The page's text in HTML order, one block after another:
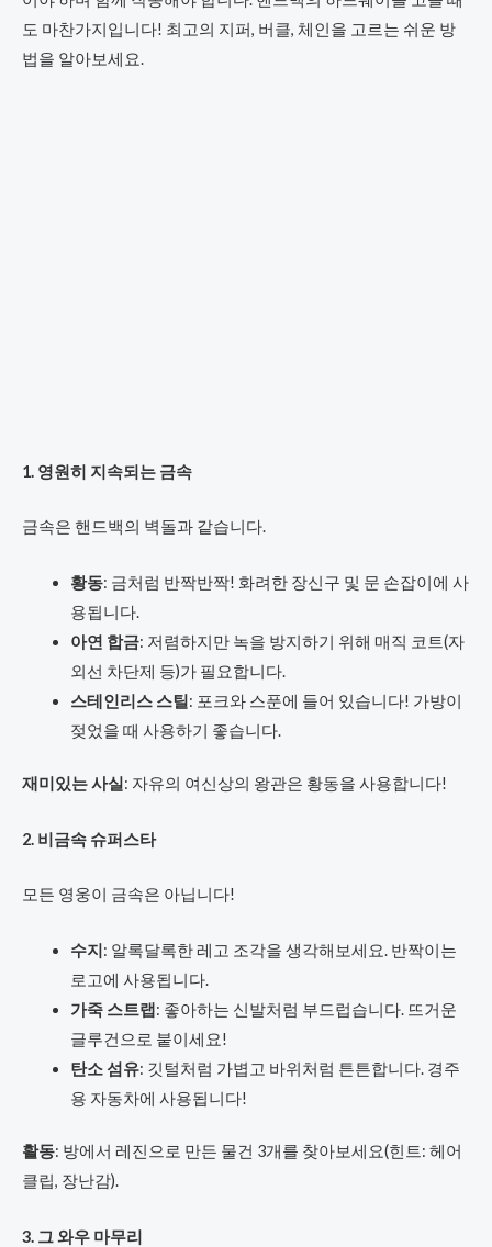
도 마찬가지입니다! 최고의 지퍼, 버클, 체인을 고르는 쉬운 방
법을 알아보세요.
1. 영원히 지속되는 금속
금속은 핸드백의 벽돌과 같습니다.
황동: 금처럼 반짝반짝! 화려한 장신구 및 문 손잡이에 사
용됩니다.
아연 합금: 저렴하지만 녹을 방지하기 위해 매직 코트(자
외선 차단제 등)가 필요합니다.
스테인리스 스틸: 포크와 스푼에 들어 있습니다! 가방이
젖었을 때 사용하기 좋습니다.
재미있는 사실: 자유의 여신상의 왕관은 황동을 사용합니다!
2. 비금속 슈퍼스타
모든 영웅이 금속은 아닙니다!
수지: 알록달록한 레고 조각을 생각해보세요. 반짝이는
로고에 사용됩니다.
가죽 스트랩: 좋아하는 신발처럼 부드럽습니다. 뜨거운
글루건으로 붙이세요!
탄소 섬유: 깃털처럼 가볍고 바위처럼 튼튼합니다. 경주
용 자동차에 사용됩니다!
활동: 방에서 레진으로 만든 물건 3개를 찾아보세요(힌트: 헤어
클립, 장난감).
3. 그 와우 마무리